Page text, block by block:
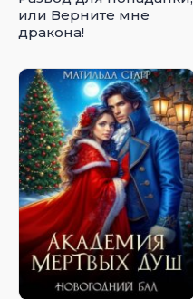
или Верните мне
дракона!